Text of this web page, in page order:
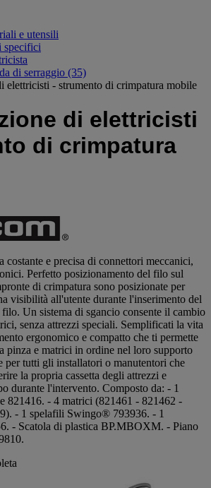
e utensili
specifici
di serraggio (35)
elettricisti - strumento di crimpatura mobile
di elettricisti
di crimpatura
costante e precisa di connettori meccanici,
Perfetto posizionamento del filo sul
di crimpatura sono posizionate per
visibilità all'utente durante l'inserimento del
Un sistema di sgancio consente il cambio
senza attrezzi speciali. Semplificati la vita
ergonomico e compatto che ti permette
pinza e matrici in ordine nel loro supporto
per tutti gli installatori o manutentori che
la propria cassetta degli attrezzi e
durante l'intervento. Composto da: - 1
821416. - 4 matrici (821461 - 821462 -
- 1 spelafili Swingo® 793936. - 1
- Scatola di plastica BP.MBOXM. - Piano